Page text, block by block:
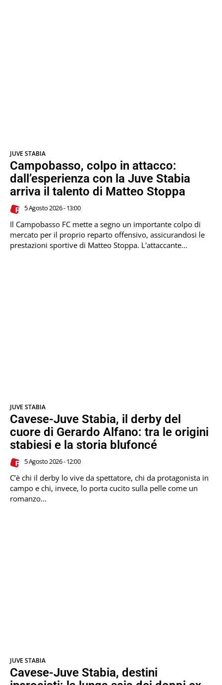
JUVE STABIA
Campobasso, colpo in attacco:
dall’esperienza con la Juve Stabia
arriva il talento di Matteo Stoppa
5 Agosto 2026 - 13:00
Il Campobasso FC mette a segno un importante colpo di
mercato per il proprio reparto offensivo, assicurandosi le
prestazioni sportive di Matteo Stoppa. L'attaccante...
JUVE STABIA
Cavese-Juve Stabia, il derby del
cuore di Gerardo Alfano: tra le origini
stabiesi e la storia blufoncé
5 Agosto 2026 - 12:00
C’è chi il derby lo vive da spettatore, chi da protagonista in
campo e chi, invece, lo porta cucito sulla pelle come un
romanzo...
JUVE STABIA
Cavese-Juve Stabia, destini